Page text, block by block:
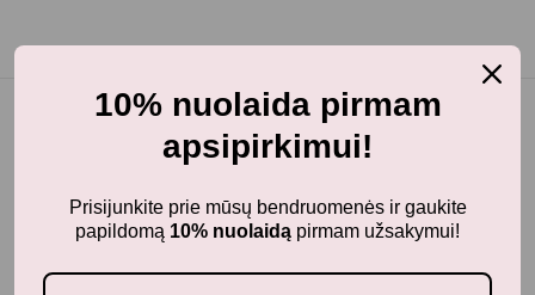
kokybiškus ir stilingus daiktus savo vaikams!
Parduotuvė
10% nuolaida pirmam
apsipirkimui!
Prisijunkite prie mūsų bendruomenės ir gaukite
papildomą 10% nuolaidą pirmam užsakymui!